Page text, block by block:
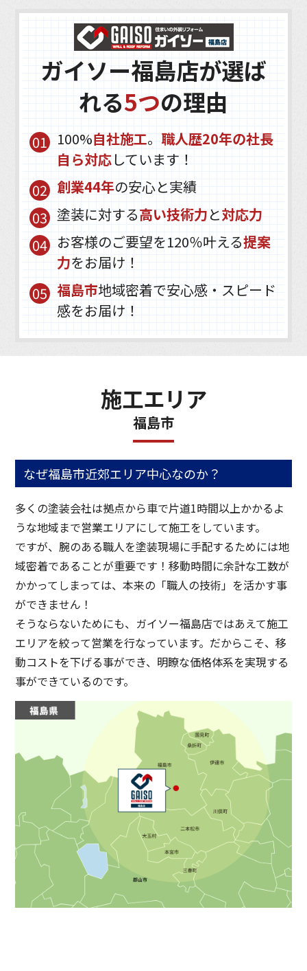
ガイソー福島店が選ば
れる5つの理由
100%自社施工。 職人歴20年の社長
自ら対応しています！
創業44年の安心と実績
塗装に対する高い技術力と対応力
お客様のご要望を120％叶える提案
力をお届け！
福島市地域密着で安心感・スピード
感をお届け！
施工エリア
福島市
なぜ福島市近郊エリア中心なのか？
多くの塗装会社は拠点から車で片道1時間以上かかるよ
うな地域まで営業エリアにして施工をしています。
ですが、腕のある職人を塗装現場に手配するためには地
域密着であることが重要です！移動時間に余計な工数が
かかってしまっては、本来の「職人の技術」を活かす事
ができません！
そうならないためにも、ガイソー福島店ではあえて施工
エリアを絞って営業を行なっています。だからこそ、移
動コストを下げる事ができ、明瞭な価格体系を実現する
事ができているのです。